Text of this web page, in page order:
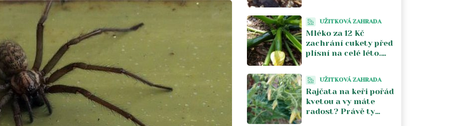
na Moravě
UŽITKOVÁ ZAHRADA
Mléko za 12 Kč
zachrání cukety před
plísní na celé léto.
zdvojnásobí
UŽITKOVÁ ZAHRADA
Rajčata na keři pořád
kvetou a vy máte
radost? Právě ty